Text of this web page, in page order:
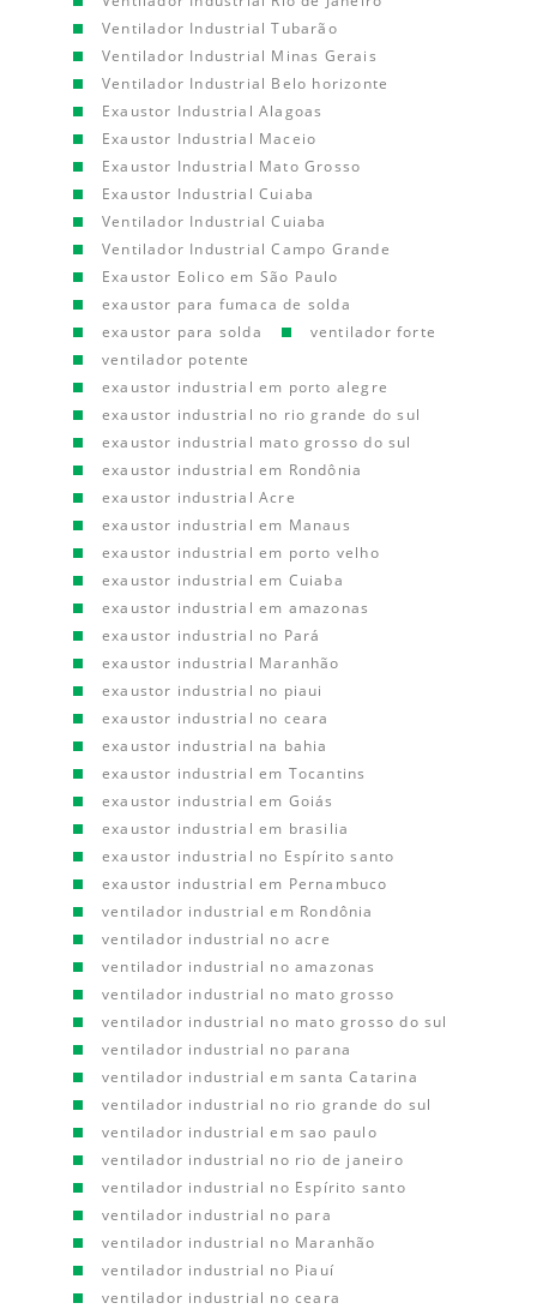
Ventilador Industrial Tubarão
Ventilador Industrial Minas Gerais
Ventilador Industrial Belo horizonte
Exaustor Industrial Alagoas
Exaustor Industrial Maceio
Exaustor Industrial Mato Grosso
Exaustor Industrial Cuiaba
Ventilador Industrial Cuiaba
Ventilador Industrial Campo Grande
Exaustor Eolico em São Paulo
exaustor para fumaca de solda
exaustor para solda
ventilador forte
ventilador potente
exaustor industrial em porto alegre
exaustor industrial no rio grande do sul
exaustor industrial mato grosso do sul
exaustor industrial em Rondônia
exaustor industrial Acre
exaustor industrial em Manaus
exaustor industrial em porto velho
exaustor industrial em Cuiaba
exaustor industrial em amazonas
exaustor industrial no Pará
exaustor industrial Maranhão
exaustor industrial no piaui
exaustor industrial no ceara
exaustor industrial na bahia
exaustor industrial em Tocantins
exaustor industrial em Goiás
exaustor industrial em brasilia
exaustor industrial no Espírito santo
exaustor industrial em Pernambuco
ventilador industrial em Rondônia
ventilador industrial no acre
ventilador industrial no amazonas
ventilador industrial no mato grosso
ventilador industrial no mato grosso do sul
ventilador industrial no parana
ventilador industrial em santa Catarina
ventilador industrial no rio grande do sul
ventilador industrial em sao paulo
ventilador industrial no rio de janeiro
ventilador industrial no Espírito santo
ventilador industrial no para
ventilador industrial no Maranhão
ventilador industrial no Piauí
ventilador industrial no ceara